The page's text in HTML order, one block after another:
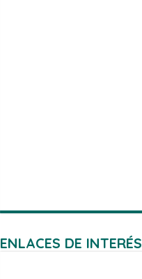
ENLACES DE INTERÉS